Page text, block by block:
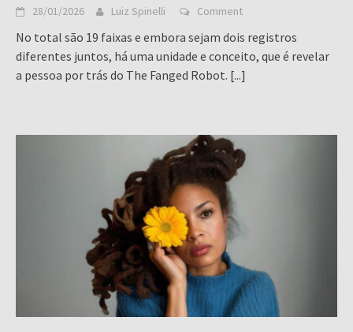
28/01/2026 Luiz Spinelli Comment
No total são 19 faixas e embora sejam dois registros
diferentes juntos, há uma unidade e conceito, que é revelar
a pessoa por trás do The Fanged Robot. [...]